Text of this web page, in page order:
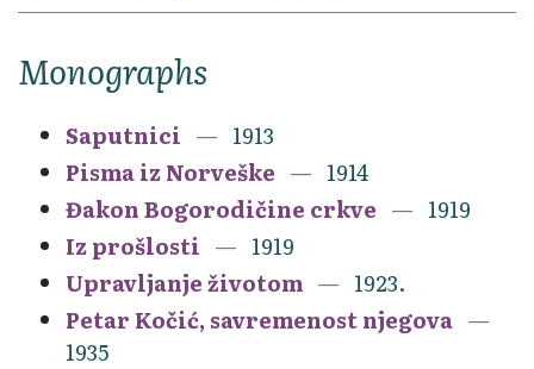
Monographs
Saputnici
1913
Pisma iz Norveške
1914
Đakon Bogorodičine crkve
1919
Iz prošlosti
1919
Upravljanje životom
1923.
Petar Kočić, savremenost njegova
1935